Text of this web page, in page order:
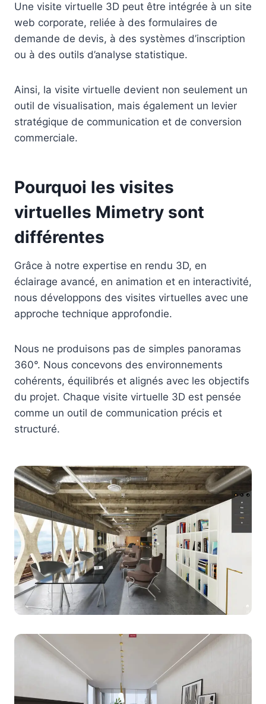
Une visite virtuelle 3D peut être intégrée à un site
web corporate, reliée à des formulaires de
demande de devis, à des systèmes d’inscription
ou à des outils d’analyse statistique.
Ainsi, la visite virtuelle devient non seulement un
outil de visualisation, mais également un levier
stratégique de communication et de conversion
commerciale.
Pourquoi les visites
virtuelles Mimetry sont
différentes
Grâce à notre expertise en rendu 3D, en
éclairage avancé, en animation et en interactivité,
nous développons des visites virtuelles avec une
approche technique approfondie.
Nous ne produisons pas de simples panoramas
360°. Nous concevons des environnements
cohérents, équilibrés et alignés avec les objectifs
du projet. Chaque visite virtuelle 3D est pensée
comme un outil de communication précis et
structuré.